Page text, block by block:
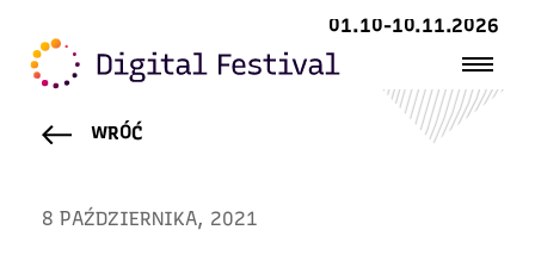
01.10-10.11.2026
WRÓĆ
8 PAŹDZIERNIKA, 2021